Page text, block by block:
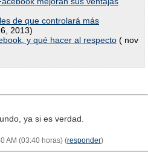
de que controlará más
2013)
y qué hacer al respecto ( nov
ya si es verdad.
AM (03:40 horas) (responder)